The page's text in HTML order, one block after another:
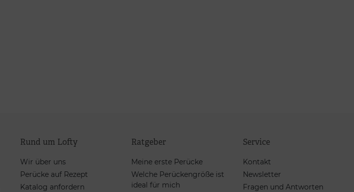
Rund um Lofty
Wir über uns
Perücke auf Rezept
Katalog anfordern
Ratgeber
Meine erste Perücke
Welche Perückengröße ist
ideal für mich
Service
Kontakt
Newsletter
Fragen und Antworten